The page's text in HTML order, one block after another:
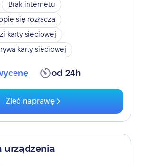
Brak internetu
się rozłącza
karty sieciowej
karty sieciowej
od 24h
Zleć naprawę
urządzenia